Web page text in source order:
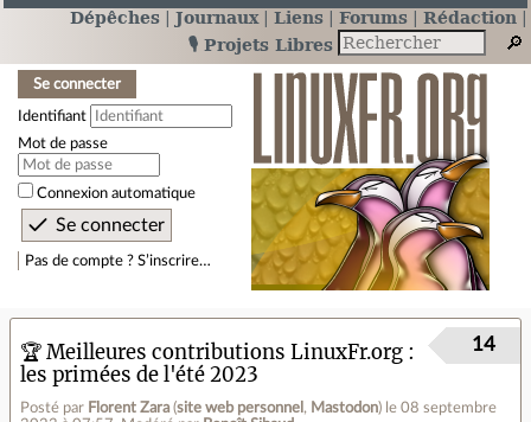
Dépêches Journaux Liens Forums
Rédaction
🎙️ Projets Libres
Se connecter
Identifiant
Mot de passe
Connexion automatique
Pas de compte ? S’inscrire…
🏆 Meilleures contributions LinuxFr.org :
les primées de l'été 2023
Posté par Florent Zara (site web personnel , Mastodon) le 08 septembre
14